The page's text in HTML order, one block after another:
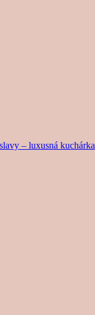
– luxusná kuchárka